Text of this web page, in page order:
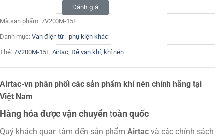
Đánh giá
Mã sản phẩm: 7V200M-15F
Danh mục: Van điện từ - phụ kiện khác
Thẻ: 7V200M-15F, Airtac, Đế van khí, khí nén
Airtac-vn phân phối các sản phẩm khí nén chính hãng tại
Việt Nam
Hàng hóa được vận chuyển toàn quốc
Quý khách quan tâm đến sản phẩm Airtac và các chính sách